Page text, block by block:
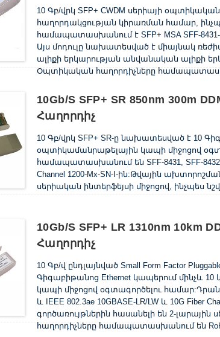
10 Գբ/վրկ SFP+ CWDM սերիայի
հաղորդակցության կիրառման համար,
համապատասխանում է SFP+ MSA SFF-
Այս մոդուլը նախատեսված է միայնակ
ալիքի երկարության անվանական ալիքի
Օպտիկական հաղորդիչները
10Gb/s SFP+ SR 850nm 300m
Հաղորդիչ
10 Գբ/վրկ SFP+ SR-ը նախատեսված է 10
օպտիկամանրաթելային կապի միջոցով
համապատասխանում են SFF-8431, SFF-8432,
Channel 1200-Mx-SN-I-ին:Թվային
սերիական ինտերֆեյսի միջոցով, ինչպես
10Gb/s SFP+ LR 1310nm 10km
Հաղորդիչ
10 Գբ/վ ընդլայնված Small Form Factor
Գիգաբիթանոց Ethernet կապերում մինչև
կապի միջոցով օգտագործելու
և IEEE 802.3ae 10GBASE-LR/LW և 10G Fiber
գործառույթներին հասանելի են 2-
հաղորդիչները համապատասխանում են